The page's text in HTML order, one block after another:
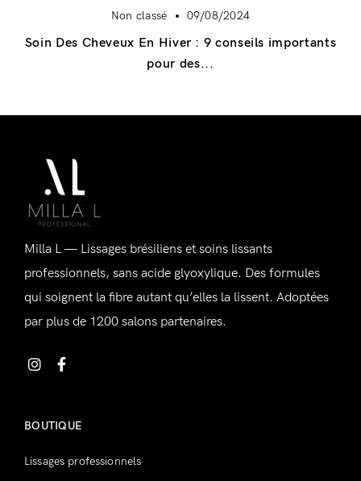
Se connecter
Mot de passe perdu ?
Souvenez-vous de moi
Alternative:
Non classé 09/08/2024
Soin Des Cheveux En Hiver : 9 conseils importants
pour des...
Milla L — Lissages brésiliens et soins lissants
professionnels, sans acide glyoxylique. Des formules
qui soignent la fibre autant qu’elles la lissent. Adoptées
par plus de 1200 salons partenaires.
BOUTIQUE
Lissages professionnels